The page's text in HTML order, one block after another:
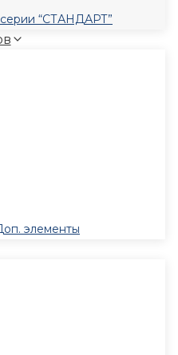
“СТАНДАРТ”
элементы